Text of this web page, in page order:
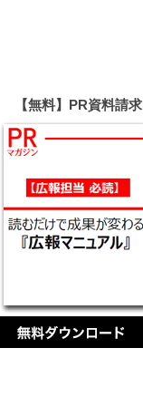
【無料】PR資料請求